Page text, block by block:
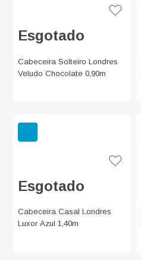
Esgotado
Cabeceira Solteiro Londres
Veludo Chocolate 0,90m
Esgotado
Cabeceira Casal Londres
Luxor Azul 1,40m